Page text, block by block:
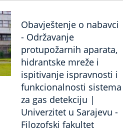
Obavještenje o nabavci
- Održavanje
protupožarnih aparata,
hidrantske mreže i
ispitivanje ispravnosti i
funkcionalnosti sistema
za gas detekciju |
Univerzitet u Sarajevu -
Filozofski fakultet